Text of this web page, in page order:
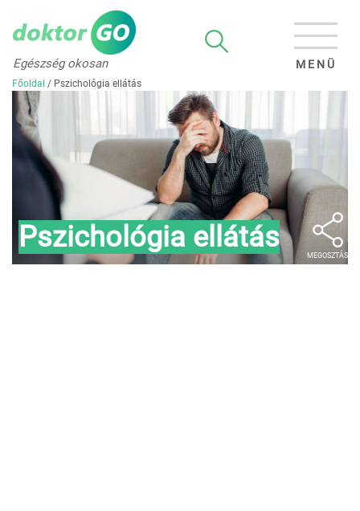
Egészség okosan MENÜ
Főoldal / Pszichológia ellátás
Pszichológia ellátás
MEGOSZTÁS